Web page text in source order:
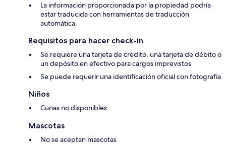
La información proporcionada por la propiedad podría
estar traducida con herramientas de traducción
automática.
Requisitos para hacer check-in
Se requiere una tarjeta de crédito, una tarjeta de débito o
un depósito en efectivo para cargos imprevistos
Se puede requerir una identificación oficial con fotografía
Niños
Cunas no disponibles
Mascotas
No se aceptan mascotas